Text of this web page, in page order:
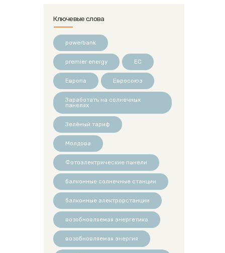
Ключевые слова
powerbank
premier energy ЕС
Европа Евросоюз
Заработать на солнечных
панелях
Зелёный тариф
Молдова
Фотоэлектрические панели
балконные солнечные станции
балконные электрорстанции
возобновляемая энергетика
возобновляемая энергия